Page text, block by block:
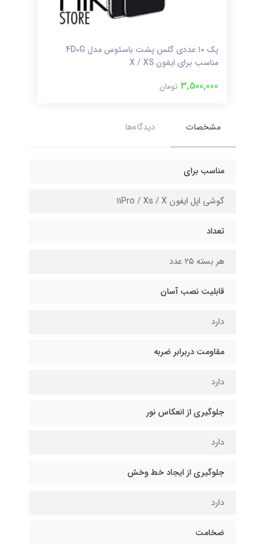
پک ۱۰ عددی گلس پشت باسئوس مدل 4D0G
مناسب برای ایفون X / XS
3,500,000 تومان
مشخصات دیدگاه‌ها
مناسب برای
گوشی اپل ایفون 11Pro / Xs / X
تعداد
هر بسته ۲۵ عدد
قابلیت نصب آسان
دارد
مقاومت دربرابر ضربه
دارد
جلوگیری از انعکاس نور
دارد
جلوگیری از ایجاد خط وخش
دارد
ضخامت